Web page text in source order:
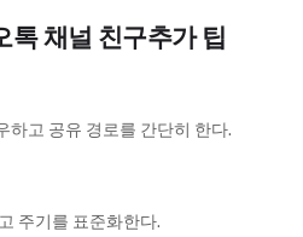
톡 채널 친구추가 팁
하고 공유 경로를 간단히 한다.
주기를 표준화한다.